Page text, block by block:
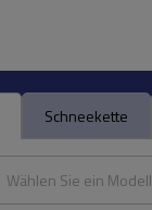
Schneekette
Wählen Sie ein Modell